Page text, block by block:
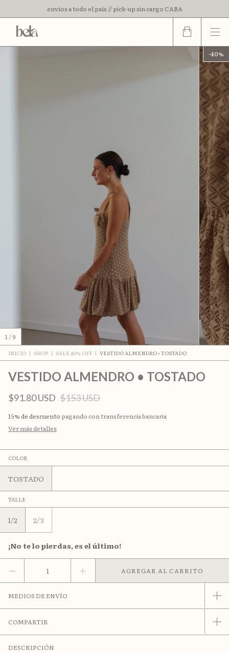
envíos a todo el país // pick-up sin cargo CABA
3 cuotas sin interes // 15% off con transferencia
-40%
1/9
INICIO | SHOP | SALE 40% OFF | VESTIDO ALMENDRO • TOSTADO
VESTIDO ALMENDRO • TOSTADO
$91.80 USD $153 USD
15% de descuento pagando con transferencia bancaria
Ver más detalles
COLOR
TOSTADO
TALLE
1/2 2/3
¡No te lo pierdas, es el último!
MEDIOS DE ENVÍO
COMPARTIR
DESCRIPCIÓN